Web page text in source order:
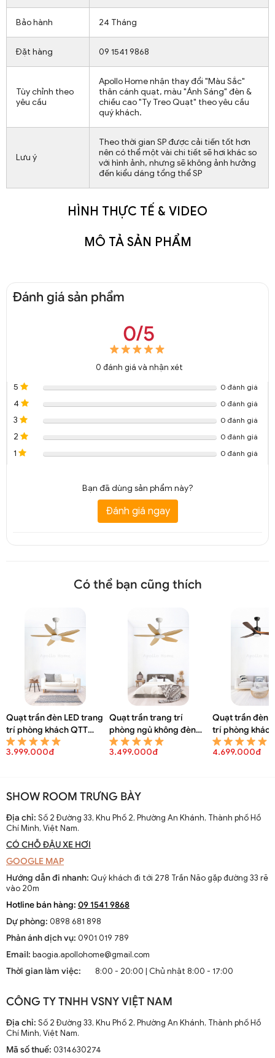
Bảo hành 24 Tháng
Đặt hàng 09 1541 9868
Tùy chỉnh theo
yêu cầu
Apollo Home nhận thay đổi "Màu Sắc"
thân cánh quạt, màu "Ánh Sáng" đèn &
chiều cao "Ty Treo Quạt" theo yêu cầu
quý khách.
Lưu ý
Theo thời gian SP được cải tiến tốt hơn
nên có thể một vài chi tiết sẽ hơi khác so
với hình ảnh, nhưng sẽ không ảnh hưởng
đến kiểu dáng tổng thể SP
HÌNH THỰC TẾ & VIDEO
MÔ TẢ SẢN PHẨM
Đánh giá sản phẩm
0/5
0 đánh giá và nhận xét
5
0 đánh giá
4 0 đánh giá
3 0 đánh giá
2 0 đánh giá
1 0 đánh giá
Bạn đã dùng sản phẩm này?
Đánh giá ngay
Có thể bạn cũng thích
Quạt trần đèn LED trang
trí phòng khách QTT
8150A
3.999.000đ
Quạt trần trang trí
phòng ngủ không đèn
QTT 8148A
3.499.000đ
Quạt trần đèn
trí phòng
8146A
4.699.000đ
SHOW ROOM TRƯNG BÀY
Địa chỉ: Số 2 Đường 33, Khu Phố 2, Phường An Khánh, Thành phố Hồ
Chí Minh, Việt Nam.
CÓ CHỖ ĐẬU XE HƠI
GOOGLE MAP
Hướng dẫn đi nhanh: Quý khách đi tới 278 Trần Não gặp đường 33 rẽ
vào 20m
Hotline bán hàng: 09 1541 9868
Dự phòng: 0898 681 898
Phản ánh dịch vụ: 0901 019 789
Email: baogia.apollohome@gmail.com
Thời gian làm việc:
8:00 - 20:00 | Chủ nhật 8:00 - 17:00
CÔNG TY TNHH VSNY VIỆT NAM
Địa chỉ: Số 2 Đường 33, Khu Phố 2, Phường An Khánh, Thành phố Hồ
Chí Minh, Việt Nam.
Mã số thuế: 0314630274